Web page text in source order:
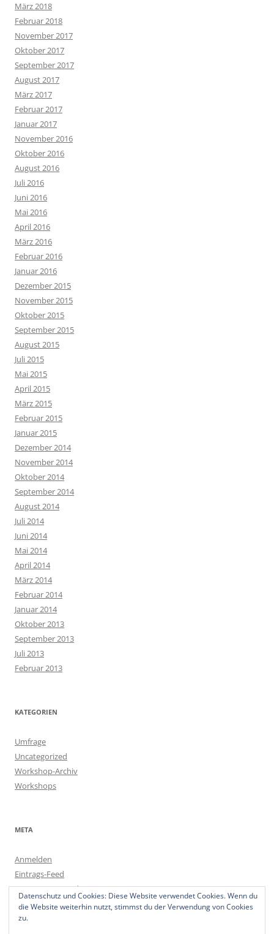
März 2018
Februar 2018
November 2017
Oktober 2017
September 2017
August 2017
März 2017
Februar 2017
Januar 2017
November 2016
Oktober 2016
August 2016
Juli 2016
Juni 2016
Mai 2016
April 2016
März 2016
Februar 2016
Januar 2016
Dezember 2015
November 2015
Oktober 2015
September 2015
August 2015
Juli 2015
Mai 2015
April 2015
März 2015
Februar 2015
Januar 2015
Dezember 2014
November 2014
Oktober 2014
September 2014
August 2014
Juli 2014
Juni 2014
Mai 2014
April 2014
März 2014
Februar 2014
Januar 2014
Oktober 2013
September 2013
Juli 2013
Februar 2013
KATEGORIEN
Umfrage
Uncategorized
Workshop-Archiv
Workshops
META
Anmelden
Eintrags-Feed
Kommentar-Feed
WordPress.org
Datenschutz und Cookies: Diese Website verwendet Cookies. Wenn du
die Website weiterhin nutzt, stimmst du der Verwendung von Cookies
zu.